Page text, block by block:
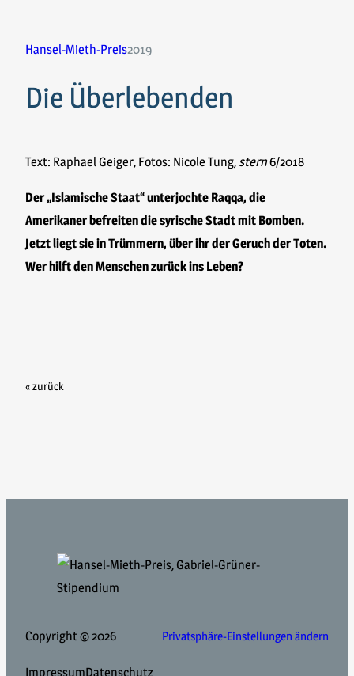
Hansel-Mieth-Preis2019
Die Überlebenden
Text: Raphael Geiger, Fotos: Nicole Tung, stern6/2018
Der „Islamische Staat“ unterjochte Raqqa, die
Amerikaner befreiten die syrische Stadt mit Bomben.
Jetzt liegt sie in Trümmern, über ihr der Geruch der Toten.
Wer hilft den Menschen zurück ins Leben?
« zurück
Copyright © 2026 Privatsphäre-Einstellungen ändern
ImpressumDatenschutz